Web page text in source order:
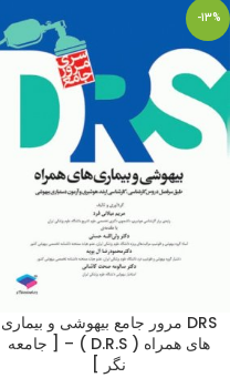
-13%
DRS مرور جامع بیهوشی و بیماری
های همراه ( D.R.S ) – [ جامعه
نگر ]